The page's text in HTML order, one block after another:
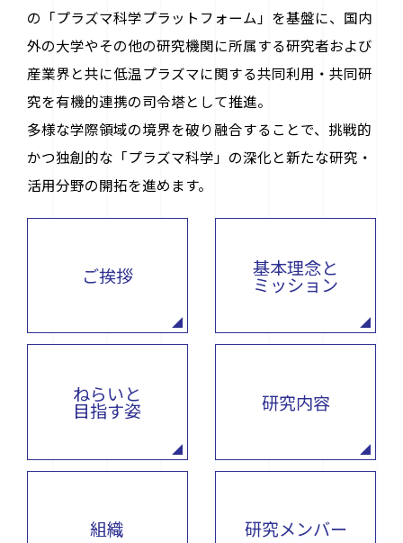
〒464-8603 名古屋市千種区不老町
ナショナル・イノベーション・コンプレックス4F
contact@plasma.engg.nagoya-u.ac.jp
の「プラズマ科学プラットフォーム」を基盤に、国内
外の大学やその他の研究機関に所属する研究者および
産業界と共に低温プラズマに関する共同利用・共同研
究を有機的連携の司令塔として推進。
多様な学際領域の境界を破り融合することで、挑戦的
かつ独創的な「プラズマ科学」の深化と新たな研究・
活用分野の開拓を進めます。
ご挨拶 基本理念と
ミッション
ねらいと
目指す姿 研究内容
組織 研究メンバー